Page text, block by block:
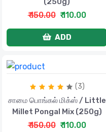
₹ 150.00 ₹ 110.00
ADD
(3)
சாமை பொங்கல் மிக்ஸ் / Little
Millet Pongal Mix (250g)
₹ 150.00 ₹ 110.00